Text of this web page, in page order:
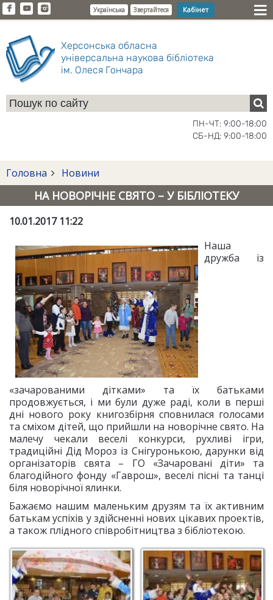
Українська Звертайтеся Кабінет
Херсонська обласна
універсальна наукова бібліотека
ім. Олеся Гончара
ПН-ЧТ: 9:00-18:00
СБ-НД: 9:00-18:00
Головна Новини
НА НОВОРІЧНЕ СВЯТО – У БІБЛІОТЕКУ
10.01.2017 11:22
Наша
дружба із
«зачарованими дітками» та їх батьками
продовжується, і ми були дуже раді, коли в перші
дні нового року книгозбірня сповнилася голосами
та сміхом дітей, що прийшли на новорічне свято. На
малечу чекали веселі конкурси, рухливі ігри,
традиційні Дід Мороз із Снігуронькою, дарунки від
організаторів свята – ГО «Зачаровані діти» та
благодійного фонду «Гаврош», веселі пісні та танці
біля новорічної ялинки.
Бажаємо нашим маленьким друзям та їх активним
батькам успіхів у здійсненні нових цікавих проектів,
а також плідного співробітництва з бібліотекою.
Веселі розваги з Дідом
Морозом та Снігуркою
Селфі з Дідом Морозом